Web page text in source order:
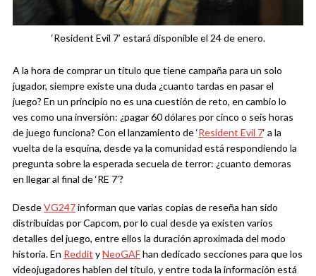
‘Resident Evil 7’ estará disponible el 24 de enero.
A la hora de comprar un título que tiene campaña para un solo
jugador, siempre existe una duda ¿cuanto tardas en pasar el
juego? En un principio no es una cuestión de reto, en cambio lo
ves como una inversión: ¿pagar 60 dólares por cinco o seis horas
de juego funciona? Con el lanzamiento de ‘Resident Evil 7‘ a la
vuelta de la esquina, desde ya la comunidad está respondiendo la
pregunta sobre la esperada secuela de terror: ¿cuanto demoras
en llegar al final de ‘RE 7’?
DesdeVG247informan que varias copias de reseña han sido
distribuidas por Capcom, por lo cual desde ya existen varios
detalles del juego, entre ellos la duración aproximada del modo
historia. En Reddit yNeoGAFhan dedicado secciones para que los
videojugadores hablen del título, y entre toda la información está